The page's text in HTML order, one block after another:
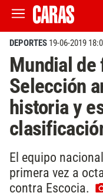
DEPORTES 19-06-2019
Mundial
Selección
historia y
El equipo
primera vez a
contra Escocia.